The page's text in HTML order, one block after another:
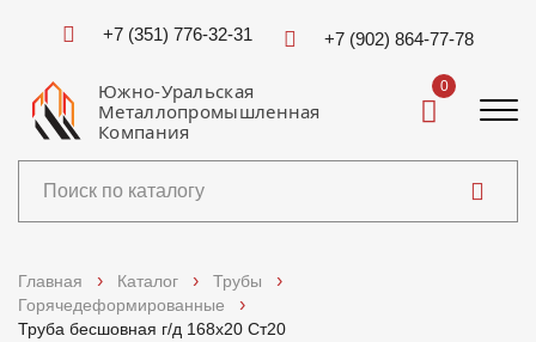
+7 (351) 776-32-31 +7 (902) 864-77-78
Южно-Уральская
Металлопромышленная
Компания
0
Услуги
Главная Каталог
Трубы
Горячедеформированные
Труба бесшовная г/д 168х20 Ст20